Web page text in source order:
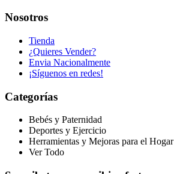
Nosotros
Tienda
¿Quieres Vender?
Envia Nacionalmente
¡Síguenos en redes!
Categorías
Bebés y Paternidad
Deportes y Ejercicio
Herramientas y Mejoras para el Hogar
Ver Todo